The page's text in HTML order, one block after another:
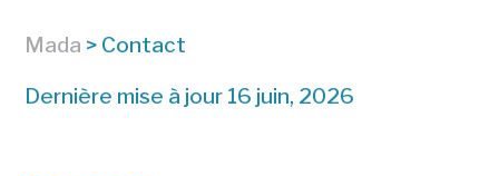
Mada > Contact
Dernière mise à jour 16 juin, 2026